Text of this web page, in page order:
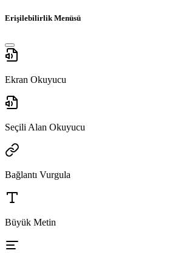
Erişilebilirlik Menüsü
Ekran Okuyucu
Seçili Alan Okuyucu
Bağlantı Vurgula
Büyük Metin